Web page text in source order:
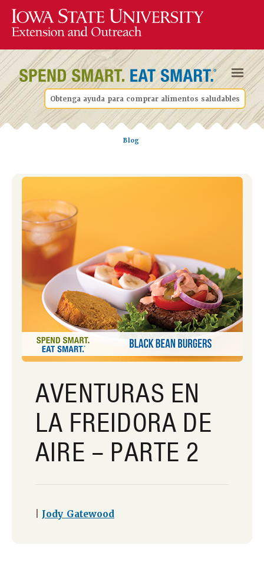
Obtenga ayuda para comprar alimentos saludables
Blog
AVENTURAS EN
LA FREIDORA DE
AIRE – PARTE 2
Jody Gatewood